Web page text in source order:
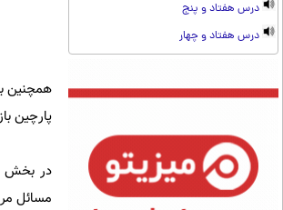
درس هفتاد و پنج
درس هفتاد و چهار
همچنین
پارچین
در بخش
مسائل